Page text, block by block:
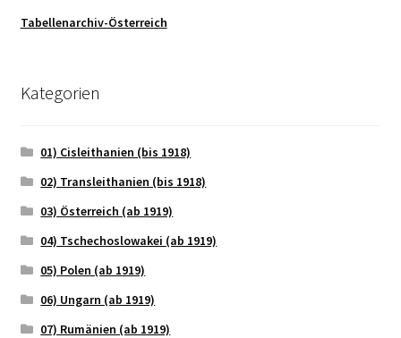
Tabellenarchiv-Österreich
Kategorien
01) Cisleithanien (bis 1918)
02) Transleithanien (bis 1918)
03) Österreich (ab 1919)
04) Tschechoslowakei (ab 1919)
05) Polen (ab 1919)
06) Ungarn (ab 1919)
07) Rumänien (ab 1919)